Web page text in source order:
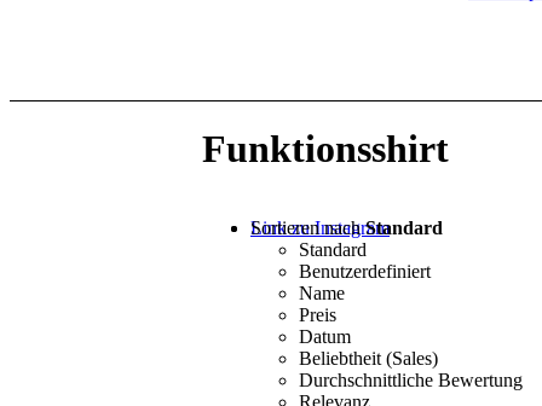
Link zu Instagram
Funktionsshirt
Sortieren nachStandard
Standard
Benutzerdefiniert
Name
Preis
Datum
Beliebtheit (Sales)
Durchschnittliche Bewertung
Relevanz